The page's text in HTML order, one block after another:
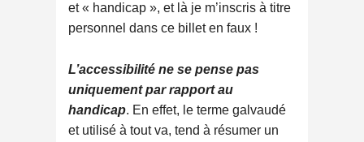
et « handicap », et là je m’inscris à titre
personnel dans ce billet en faux !
L’accessibilité ne se pense pas
uniquement par rapport au
handicap. En effet, le terme galvaudé
et utilisé à tout va, tend à résumer un